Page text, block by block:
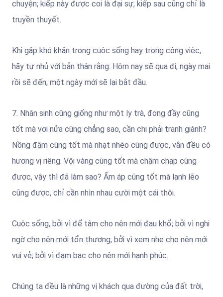
chuyện; kiếp này được coi là đại sự, kiếp sau cũng chỉ là
truyền thuyết.
Khi gặp khó khăn trong cuộc sống hay trong công việc,
hãy tự nhủ với bản thân rằng: Hôm nay sẽ qua đi, ngày mai
rồi sẽ đến, một ngày mới sẽ lại bắt đầu.
7. Nhân sinh cũng giống như một ly trà, đong đầy cũng
tốt mà vơi nửa cũng chẳng sao, cần chi phải tranh giành?
Nồng đậm cũng tốt mà nhạt nhẽo cũng được, vẫn đều có
hương vị riêng. Vội vàng cũng tốt mà chậm chạp cũng
được, vậy thì đã làm sao? Ấm áp cũng tốt mà lạnh lẽo
cũng được, chỉ cần nhìn nhau cười một cái thôi.
Cuộc sống, bởi vì để tâm cho nên mới đau khổ; bởi vì nghi
ngờ cho nên mới tổn thương; bởi vì xem nhẹ cho nên mới
vui vẻ; bởi vì đạm bạc cho nên mới hạnh phúc.
Chúng ta đều là những vị khách qua đường của đất trời,